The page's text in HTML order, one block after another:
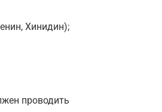
Хинидин);
проводить